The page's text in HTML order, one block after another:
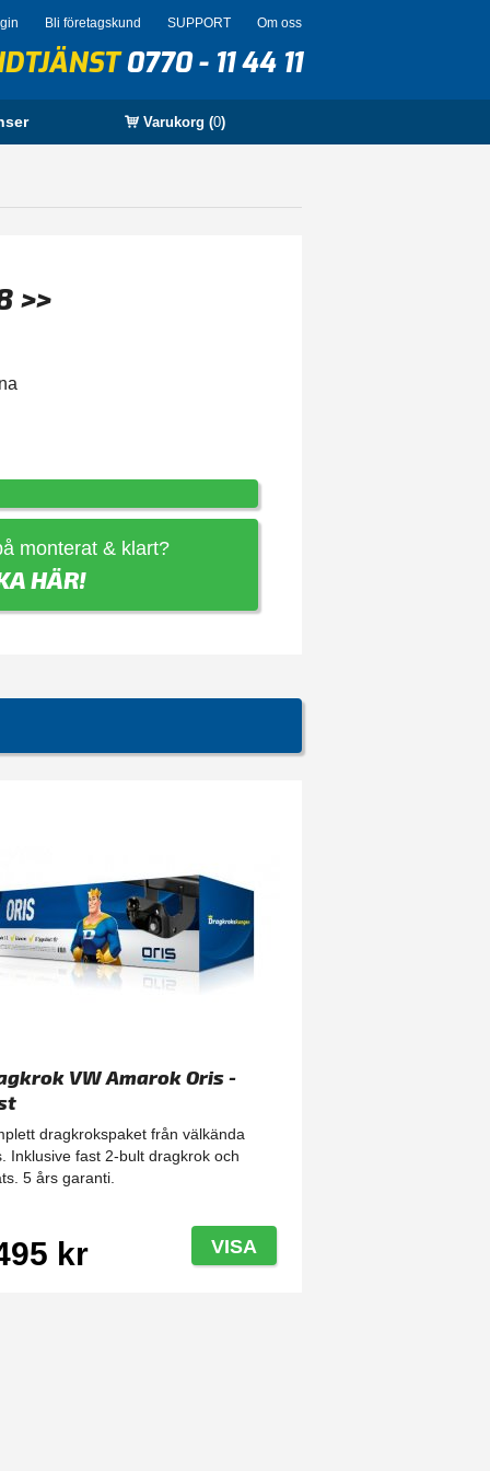
Bli företagskund SUPPORT Om oss
0770 - 11 44 11
Varukorg (0)
>>
monterat & klart?
HÄR!
VW Amarok Oris -
dragkrokspaket från välkända
Inklusive fast 2-bult dragkrok och
5 års garanti.
kr VISA